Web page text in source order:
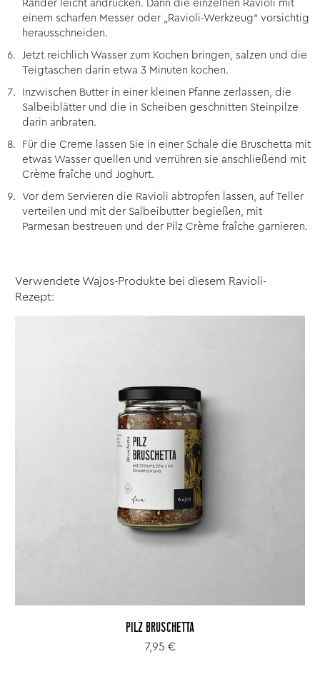
Ränder leicht andrücken. Dann die einzelnen Ravioli mit
einem scharfen Messer oder „Ravioli-Werkzeug“ vorsichtig
herausschneiden.
Jetzt reichlich Wasser zum Kochen bringen, salzen und die
Teigtaschen darin etwa 3 Minuten kochen.
Inzwischen Butter in einer kleinen Pfanne zerlassen, die
Salbeiblätter und die in Scheiben geschnitten Steinpilze
darin anbraten.
Für die Creme lassen Sie in einer Schale die Bruschetta mit
etwas Wasser quellen und verrühren sie anschließend mit
Crème fraîche und Joghurt.
Vor dem Servieren die Ravioli abtropfen lassen, auf Teller
verteilen und mit der Salbeibutter begießen, mit
Parmesan bestreuen und der Pilz Crème fraîche garnieren.
Verwendete Wajos-Produkte bei diesem Ravioli-
Rezept:
PILZ BRUSCHETTA
7,95 €